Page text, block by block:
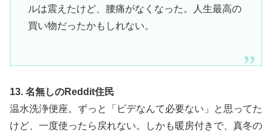
ルは震えたけど、腰痛がなくなった。人生最高の
買い物だったかもしれない。
13. 名無しのReddit住民
温水洗浄便座。ずっと「ビデなんて必要ない」と思ってた
けど、一度使ったら戻れない。しかも暖房付きで、真冬の